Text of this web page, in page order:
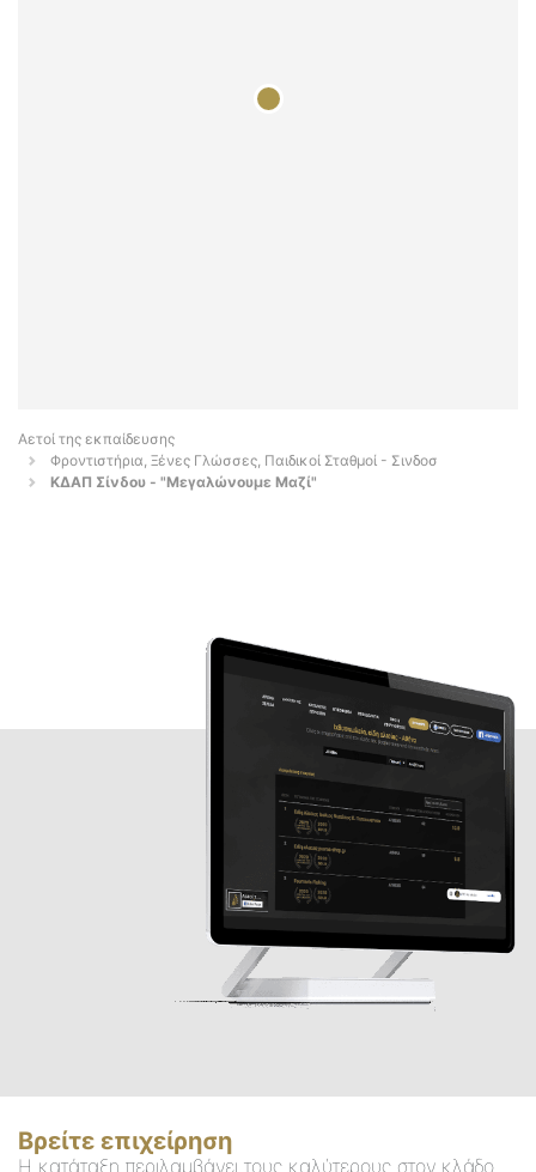
Αετοί της εκπαίδευσης
Φροντιστήρια, Ξένες Γλώσσες, Παιδικοί Σταθμοί - Σινδοσ
ΚΔΑΠ Σίνδου - "Μεγαλώνουμε Μαζί"
Βρείτε επιχείρηση
Η κατάταξη περιλαμβάνει τους καλύτερους στον κλάδο